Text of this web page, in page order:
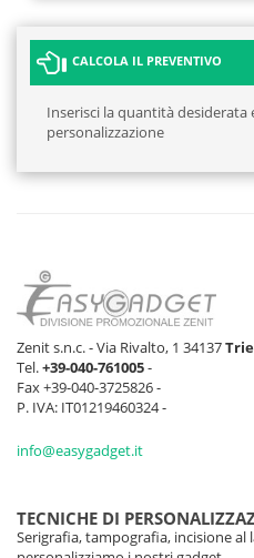
CALCOLA IL PREVENTIVO
Inserisci la quantità desiderata
personalizzazione
Zenit s.n.c. - Via Rivalto, 1 34137
Tel.+39-040-761005-
Fax +39-040-3725826 -
P. IVA: IT01219460324 -
info@easygadget.it
TECNICHE DI
Serigrafia, tampografia, incisione